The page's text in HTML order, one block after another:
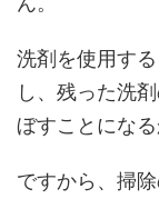
洗剤を使用す
し、残った洗
ぼすことになる
ですから、掃